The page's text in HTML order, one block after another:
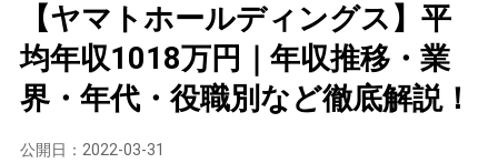
【ヤマトホールディングス】平
均年収1018万円｜年収推移・業
界・年代・役職別など徹底解説！
公開日： 2022-03-31